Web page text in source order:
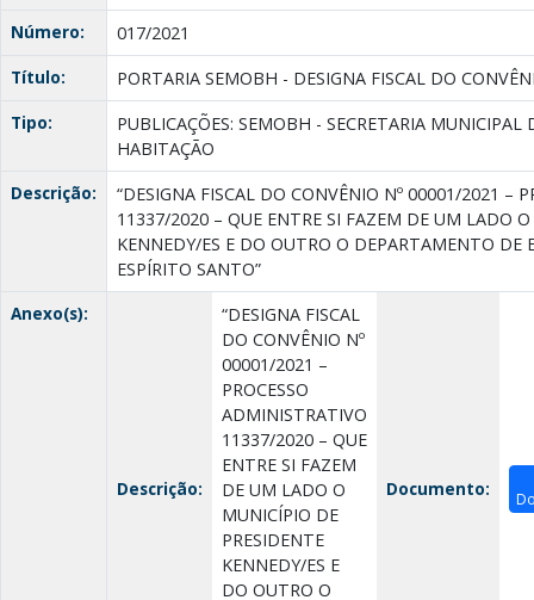
Número:
017/2021
Título:
PORTARIA SEMOBH - DESIGNA FISCAL DO
Tipo:
PUBLICAÇÕES: SEMOBH - SECRETARIA MUNICIPAL
HABITAÇÃO
Descrição:
“DESIGNA FISCAL DO CONVÊNIO Nº 00001/2021 –
11337/2020 – QUE ENTRE SI FAZEM DE UM LADO
KENNEDY/ES E DO OUTRO O DEPARTAMENTO DE
ESPÍRITO SANTO”
Anexo(s):
Descrição:
“DESIGNA FISCAL
DO CONVÊNIO Nº
00001/2021 –
PROCESSO
ADMINISTRATIVO
11337/2020 – QUE
ENTRE SI FAZEM
DE UM LADO O
MUNICÍPIO DE
PRESIDENTE
KENNEDY/ES E
DO OUTRO O
Documento: